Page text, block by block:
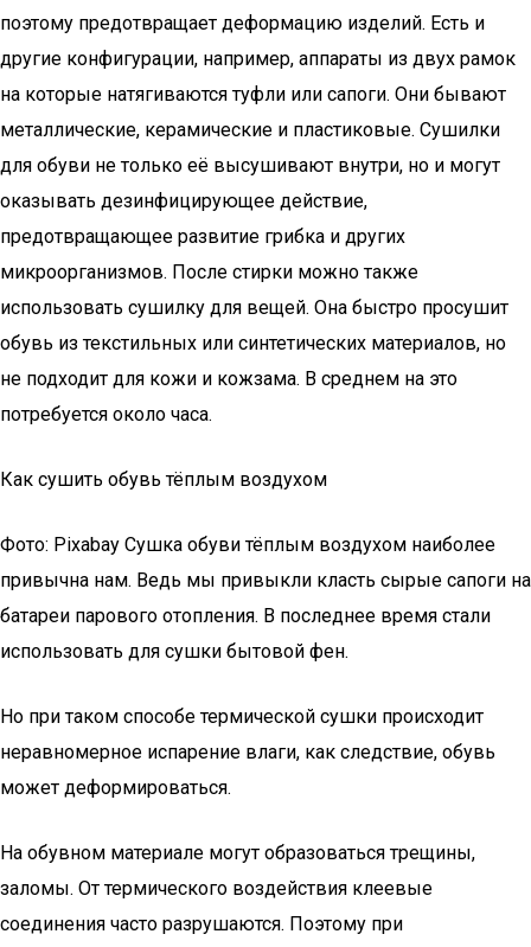
поэтому предотвращает деформацию изделий. Есть и
другие конфигурации, например, аппараты из двух рамок
на которые натягиваются туфли или сапоги. Они бывают
металлические, керамические и пластиковые. Сушилки
для обуви не только её высушивают внутри, но и могут
оказывать дезинфицирующее действие,
предотвращающее развитие грибка и других
микроорганизмов. После стирки можно также
использовать сушилку для вещей. Она быстро просушит
обувь из текстильных или синтетических материалов, но
не подходит для кожи и кожзама. В среднем на это
потребуется около часа.
Как сушить обувь тёплым воздухом
Фото: Pixabay Сушка обуви тёплым воздухом наиболее
привычна нам. Ведь мы привыкли класть сырые сапоги на
батареи парового отопления. В последнее время стали
использовать для сушки бытовой фен.
Но при таком способе термической сушки происходит
неравномерное испарение влаги, как следствие, обувь
может деформироваться.
На обувном материале могут образоваться трещины,
заломы. От термического воздействия клеевые
соединения часто разрушаются. Поэтому при